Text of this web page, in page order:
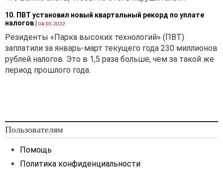
10. ПВТ установил новый квартальный рекорд по уплате
налогов
04.05.2022
Резиденты «Парка высоких технологий» (ПВТ)
заплатили за январь-март текущего года 230 миллионов
рублей налогов. Это в 1,5 раза больше, чем за такой же
период прошлого года.
Пользователям
Помощь
Политика конфиденциальности